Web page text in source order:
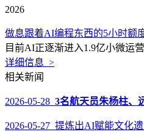
2026
做息跟着AI编程东西的5小时额
目前AI正逐渐进入1.9亿小微运
详细信息 >
相关新闻
2026-05-28 3名航天员朱杨柱、
2026-05-27 提炼出AI赋能文化